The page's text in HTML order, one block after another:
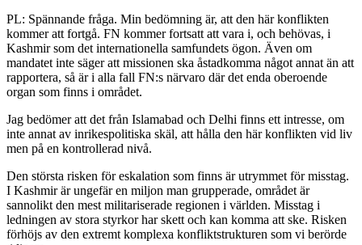
PL: Spännande fråga. Min bedömning är, att den här konflikten
kommer att fortgå. FN kommer fortsatt att vara i, och behövas, i
Kashmir som det internationella samfundets ögon. Även om
mandatet inte säger att missionen ska åstadkomma något annat än att
rapportera, så är i alla fall FN:s närvaro där det enda oberoende
organ som finns i området.
Jag bedömer att det från Islamabad och Delhi finns ett intresse, om
inte annat av inrikespolitiska skäl, att hålla den här konflikten vid liv
men på en kontrollerad nivå.
Den största risken för eskalation som finns är utrymmet för misstag.
I Kashmir är ungefär en miljon man grupperade, området är
sannolikt den mest militariserade regionen i världen. Misstag i
ledningen av stora styrkor har skett och kan komma att ske. Risken
förhöjs av den extremt komplexa konfliktstrukturen som vi berörde